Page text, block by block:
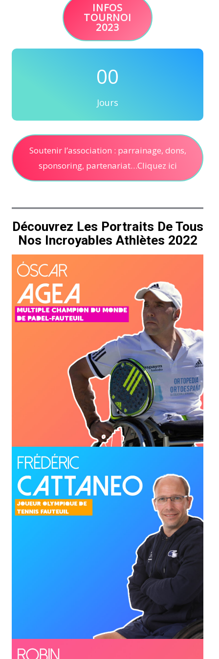
INFOS
TOURNOI
2023
00
Jours
Soutenir l’association : parrainage, dons,
sponsoring, partenariat…Cliquez ici
Découvrez Les Portraits De Tous
Nos Incroyables Athlètes 2022